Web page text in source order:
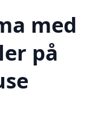
med
på